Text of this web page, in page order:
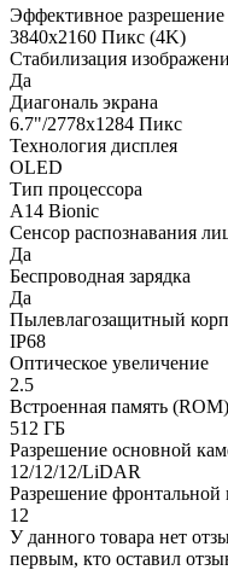
Эффективное разрешение
3840x2160 Пикс (4K)
Стабилизация
Да
Диагональ экрана
6.7"/2778x1284 Пикс
Технология дисплея
OLED
Тип процессора
A14 Bionic
Сенсор распознавания
Да
Беспроводная зарядка
Да
Пылевлагозащитный
IP68
Оптическое увеличение
2.5
Встроенная память
512 ГБ
Разрешение основной
12/12/12/LiDAR
Разрешение
12
У данного товара нет
первым, кто оставил